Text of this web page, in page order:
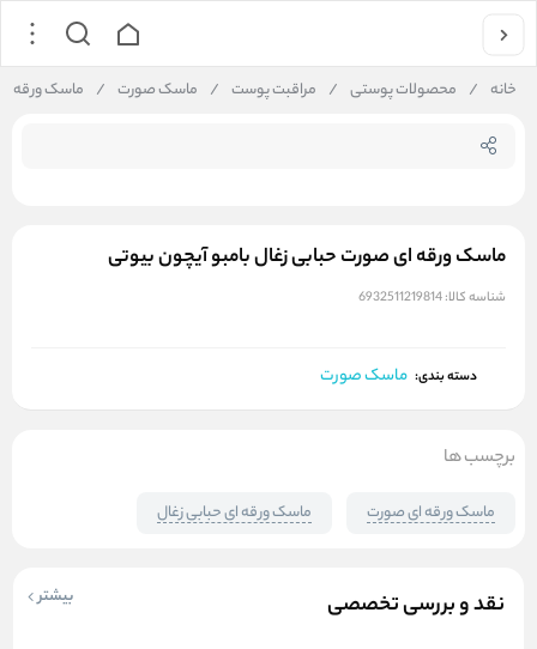
خانه / محصولات پوستی / مراقبت پوست / ماسک صورت / ماسک ورقه
ماسک ورقه ای صورت حبابی زغال بامبو آیچون بیوتی
شناسه کالا:6932511219814
دسته بندی: ماسک صورت
نقد و بررسی تخصصی بیشتر
برچسب ها
ماسک ورقه ای صورت ماسک ورقه ای حبابی زغال